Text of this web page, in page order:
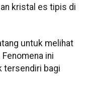
kristal es tipis di
untuk melihat
ini
tersendiri bagi